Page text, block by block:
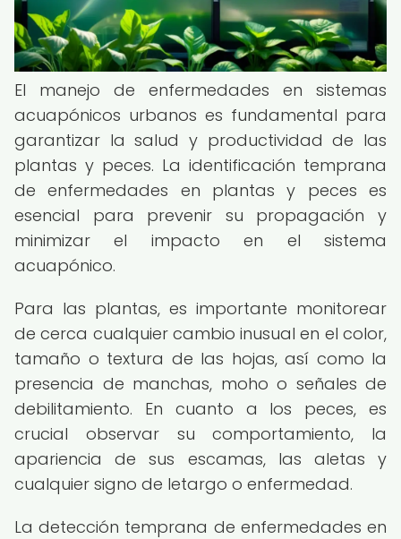
El manejo de enfermedades en sistemas
acuapónicos urbanos es fundamental para
garantizar la salud y productividad de las
plantas y peces. La identificación temprana
de enfermedades en plantas y peces es
esencial para prevenir su propagación y
minimizar el impacto en el sistema
acuapónico.
Para las plantas, es importante monitorear
de cerca cualquier cambio inusual en el color,
tamaño o textura de las hojas, así como la
presencia de manchas, moho o señales de
debilitamiento. En cuanto a los peces, es
crucial observar su comportamiento, la
apariencia de sus escamas, las aletas y
cualquier signo de letargo o enfermedad.
La detección temprana de enfermedades en